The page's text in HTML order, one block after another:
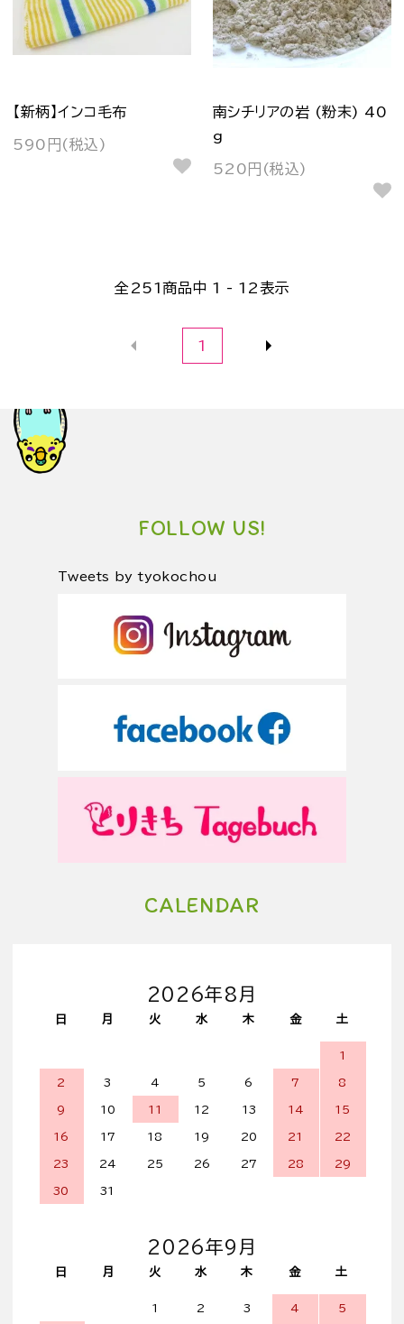
【新柄】インコ毛布
590円(税込)
南シチリアの岩 (粉末) 40
g
520円(税込)
全251商品中 1 - 12表示
1
FOLLOW US!
Tweets by tyokochou
CALENDAR
2026年8月
日 月 火 水 木 金 土
1
2 3 4 5 6 7 8
9 10 11 12 13 14 15
16 17 18 19 20 21 22
23 24 25 26 27 28 29
30 31
2026年9月
日 月 火 水 木 金 土
1 2 3 4 5